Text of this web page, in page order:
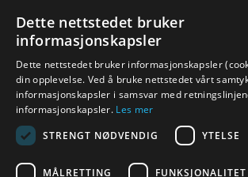
HJELP OG SUPPORT
Salg
Kontakt
Dette nettstedet bruker
informasjonskapsler
Dette nettstedet bruker informasjonskapsler
din opplevelse. Ved å bruke nettstedet vårt
informasjonskapsler i samsvar med
informasjonskapsler. Les mer
STRENGT NØDVENDIG
YTELSE
MÅLRETTING FUNKSJONALITET